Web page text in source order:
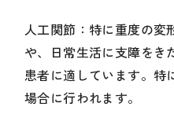
人工関節：特に重度の変
や、日常生活に支障をき
患者に適しています。特
場合に行われます。